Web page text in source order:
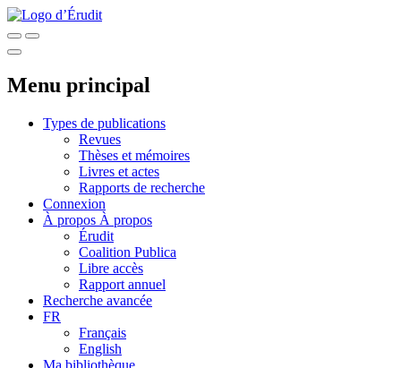
Menu principal
Types de publications
Revues
Thèses et mémoires
Livres et actes
Rapports de recherche
Connexion
À propos À propos
Érudit
Coalition Publica
Libre accès
Rapport annuel
Recherche avancée
FR
Français
English
Ma bibliothèque